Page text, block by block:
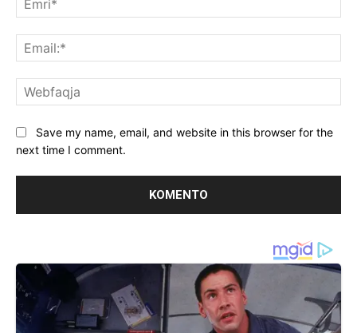
Save my name, email, and website in this browser for the
next time I comment.